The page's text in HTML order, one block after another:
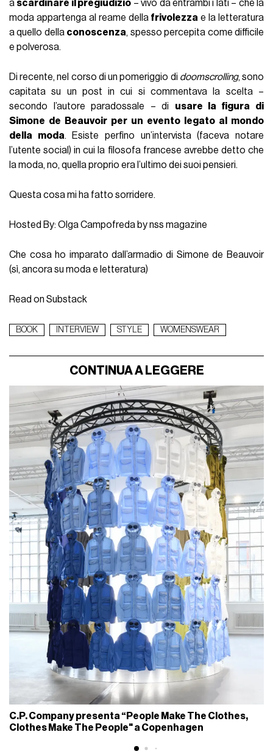
a scardinare il pregiudizio – vivo da entrambi i lati – che la
moda appartenga al reame della frivolezza e la letteratura
a quello della conoscenza, spesso percepita come difficile
e polverosa.
Di recente, nel corso di un pomeriggio di doomscrolling, sono
capitata su un post in cui si commentava la scelta –
secondo l’autore paradossale – di usare la figura di
Simone de Beauvoir per un evento legato al mondo
della moda. Esiste perfino un’intervista (faceva notare
l’utente social) in cui la filosofa francese avrebbe detto che
la moda, no, quella proprio era l’ultimo dei suoi pensieri.
Questa cosa mi ha fatto sorridere.
Hosted By: Olga Campofreda by nss magazine
Che cosa ho imparato dall’armadio di Simone de Beauvoir
(sì, ancora su moda e letteratura)
Read on Substack
BOOK INTERVIEW STYLE WOMENSWEAR
CONTINUA A LEGGERE
C.P. Company presenta “People Make The Clothes,
Clothes Make The People" a Copenhagen